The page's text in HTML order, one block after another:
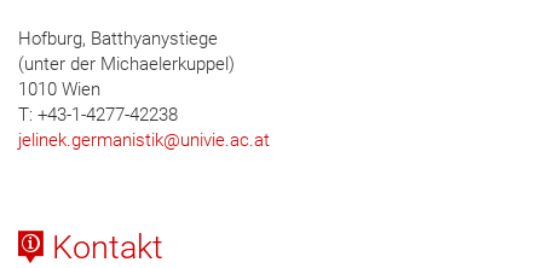
Hofburg, Batthyanystiege
(unter der Michaelerkuppel)
1010 Wien
T: +43-1-4277-42238
jelinek.germanistik@univie.ac.at
Kontakt